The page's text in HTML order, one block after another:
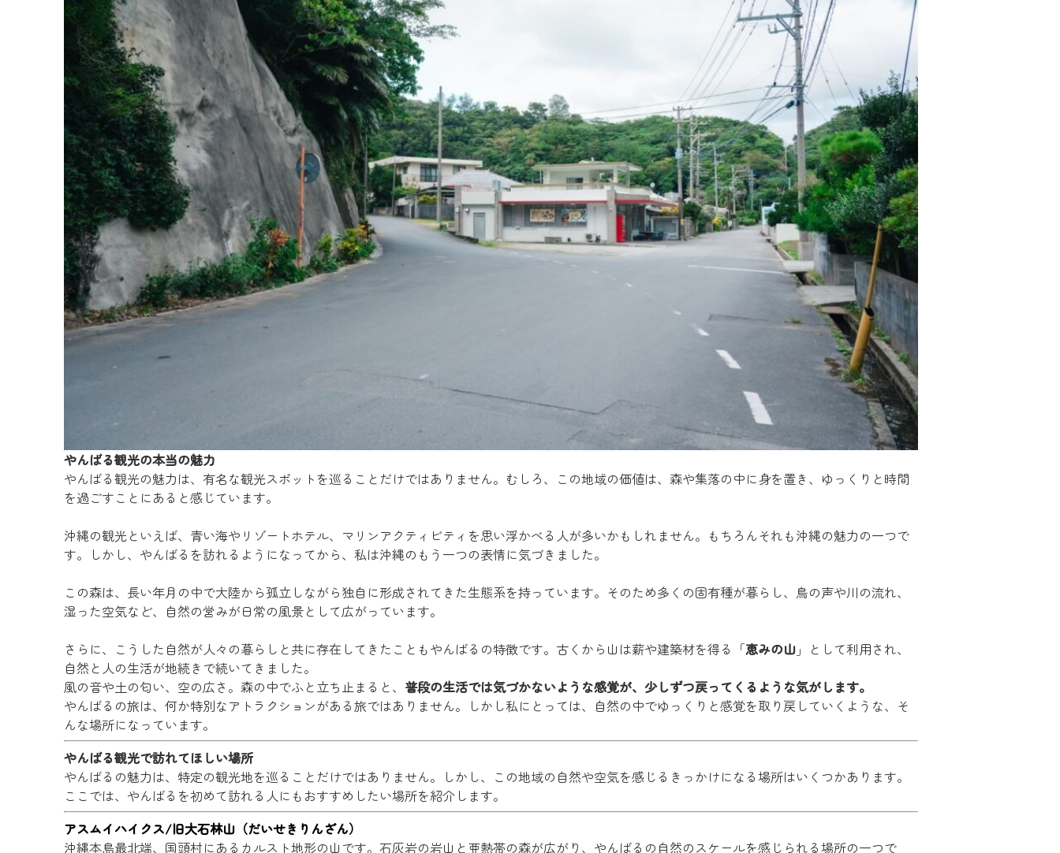
やんばる観光の本当の魅力
やんばる観光の魅力は、有名な観光スポットを巡ることだけではありません。むしろ、この地域の価値は、森や集落の中に身を置き、ゆっくりと時間
を過ごすことにあると感じています。
沖縄の観光といえば、青い海やリゾートホテル、マリンアクティビティを思い浮かべる人が多いかもしれません。もちろんそれも沖縄の魅力の一つで
す。しかし、やんばるを訪れるようになってから、私は沖縄のもう一つの表情に気づきました。
この森は、長い年月の中で大陸から孤立しながら独自に形成されてきた生態系を持っています。そのため多くの固有種が暮らし、鳥の声や川の流れ、
湿った空気など、自然の営みが日常の風景として広がっています。
さらに、こうした自然が人々の暮らしと共に存在してきたこともやんばるの特徴です。古くから山は薪や建築材を得る「恵みの山」として利用され、
自然と人の生活が地続きで続いてきました。
風の音や土の匂い、空の広さ。森の中でふと立ち止まると、 普段の生活では気づかないような感覚が、少しずつ戻ってくるような気がします。
やんばるの旅は、何か特別なアトラクションがある旅ではありません。しかし私にとっては、自然の中でゆっくりと感覚を取り戻していくような、そ
んな場所になっています。
やんばる観光で訪れてほしい場所
やんばるの魅力は、特定の観光地を巡ることだけではありません。しかし、この地域の自然や空気を感じるきっかけになる場所はいくつかあります。
ここでは、やんばるを初めて訪れる人にもおすすめしたい場所を紹介します。
アスムイハイクス/旧大石林山（だいせきりんざん）
沖縄本島最北端、国頭村にあるカルスト地形の山です。石灰岩の岩山と亜熱帯の森が広がり、やんばるの自然のスケールを感じられる場所の一つで